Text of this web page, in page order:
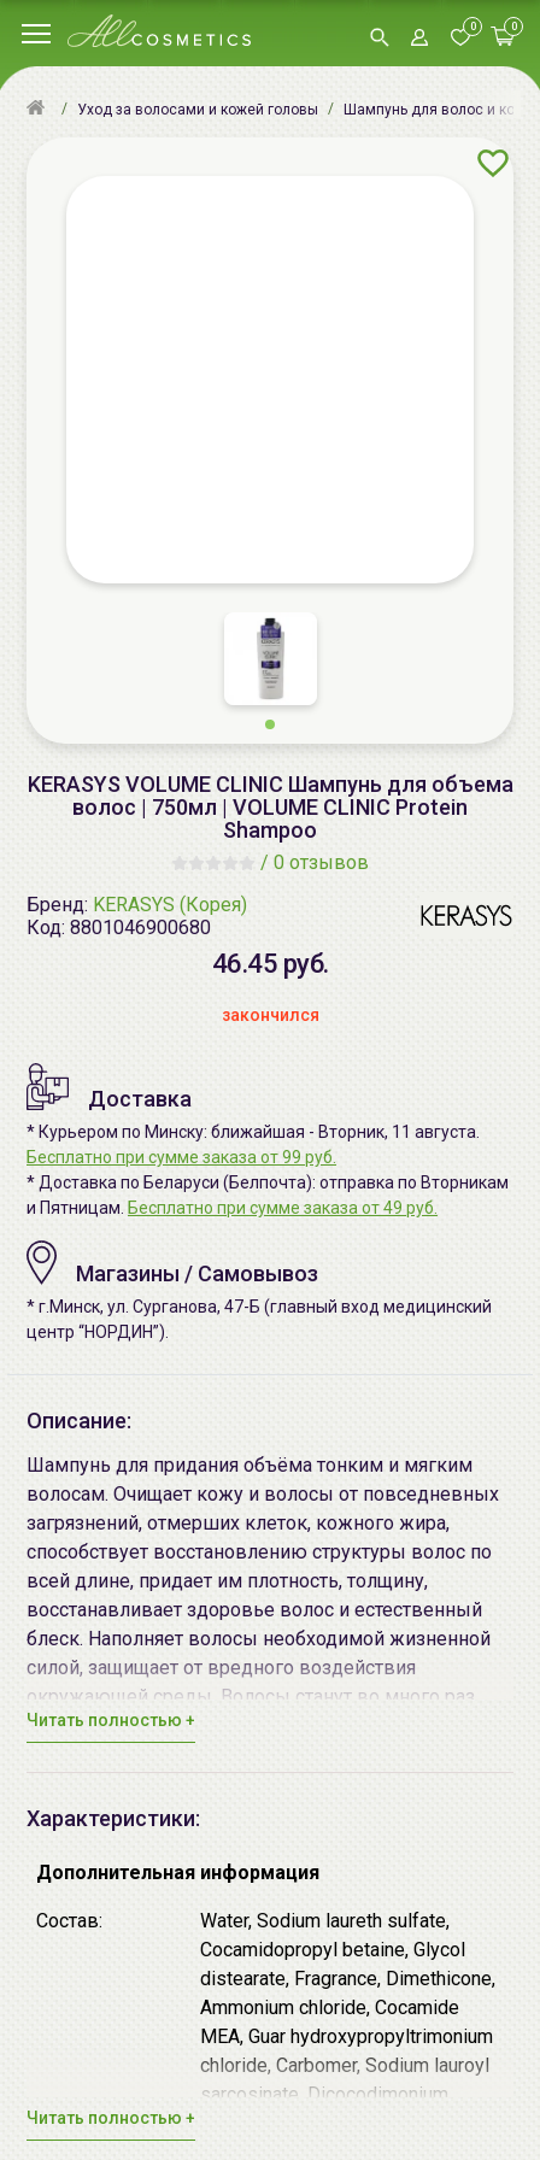
0 0
Уход за волосами и кожей головы Шампунь для волос и кожи
KERASYS VOLUME CLINIC Шампунь для объема
волос | 750мл | VOLUME CLINIC Protein
Shampoo
/ 0 отзывов
Бренд: KERASYS (Корея)
Код: 8801046900680
46.45 руб.
закончился
Доставка
* Курьером по Минску: ближайшая - Вторник, 11 августа.
Бесплатно при сумме заказа от 99 руб.
* Доставка по Беларуси (Белпочта): отправка по Вторникам
и Пятницам. Бесплатно при сумме заказа от 49 руб.
Магазины / Самовывоз
* г.Минск, ул. Сурганова, 47-Б (главный вход медицинский
центр “НОРДИН”).
Описание:
Шампунь для придания объёма тонким и мягким
волосам. Очищает кожу и волосы от повседневных
загрязнений, отмерших клеток, кожного жира,
способствует восстановлению структуры волос по
всей длине, придает им плотность, толщину,
восстанавливает здоровье волос и естественный
блеск. Наполняет волосы необходимой жизненной
силой, защищает от вредного воздействия
окружающей среды. Волосы станут во много раз
крепче, толще и послушней.
Способ применения:
помассируйте волосы и кожу головы несколько
средство теплой водой. При необходимости
Читать полностью +
Характеристики:
Дополнительная информация
Состав:
Water, Sodium laureth sulfate,
Cocamidopropyl betaine, Glycol
distearate, Fragrance, Dimethicone,
Ammonium chloride, Cocamide
MEA, Guar hydroxypropyltrimonium
chloride, Carbomer, Sodium lauroyl
sarcosinate, Dicocodimonium
Читать полностью +